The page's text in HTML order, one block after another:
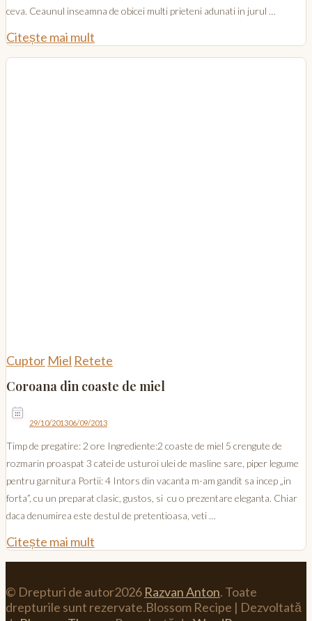
ceva. Ceaunul inseamna de obicei multi prieteni adunati in jurul …
Citește mai mult
Cuptor Miel Retete
Coroana din coaste de miel
29/10/201306/09/2013
Timp de pregatire: 2 ore Ingrediente:2 coaste de miel 5 crengute de
rozmarin proaspat 3 catei de usturoi ulei de masline sare, piper legume
pentru garnitura Portii: 4 Intors din vacanta m-am gandit sa incep „in
forta”, cu un preparat clasic, gustos, si cu o prezentare eleganta. Chiar
daca denumirea este destul de pretentioasa, veti …
Citește mai mult
© Drepturi de autor2026 Razvan Anton. Toate
drepturile sunt rezervate.Blossom Recipe | Dezvoltată